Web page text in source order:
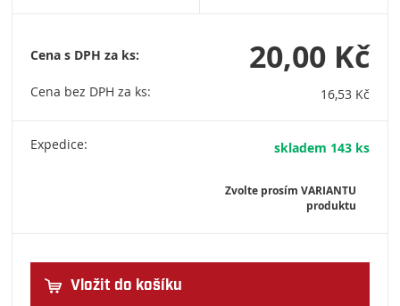
Cena s DPH za ks:
Cena bez DPH za ks:
20,00 Kč
16,53 Kč
Expedice: skladem 143 ks
Zvolte prosím VARIANTU
produktu
Vložit do košíku